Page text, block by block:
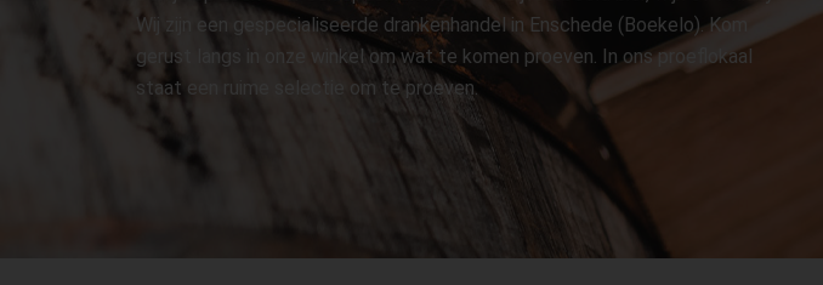
Wij zijn een gespecialiseerde drankenhandel in Enschede (Boekelo). Kom
gerust langs in onze winkel om wat te komen proeven. In ons proeflokaal
staat een ruime selectie om te proeven.